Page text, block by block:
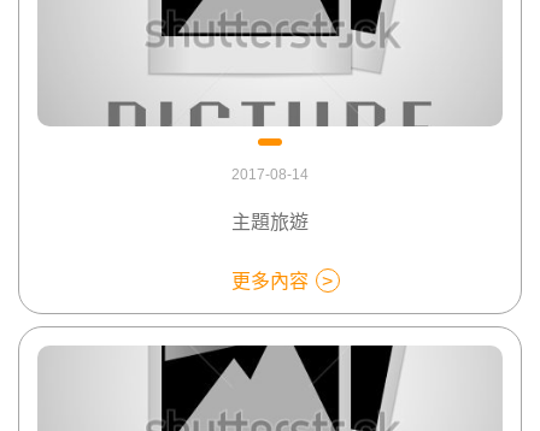
2017-08-14
主題旅遊
更多內容